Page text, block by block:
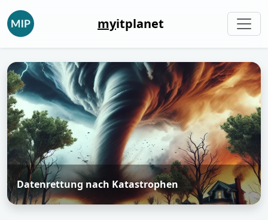
myitplanet
Datenrettung nach Katastrophen